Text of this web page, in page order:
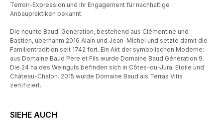
Terroir-Expression und ihr Engagement für nachhaltige
Anbaupraktiken bekannt.
Die neunte Baud-Generation, bestehend aus Clémentine und
Bastien, übernahm 2016 Alain und Jean-Michel und setzte damit die
Familientradition seit 1742 fort. Ein Akt der symbolischen Moderne:
aus Domaine Baud Père et Fils wurde Domaine Baud Génération 9.
Die 24 ha des Weinguts befinden sich in Côtes-du-Jura, Etoile und
Château-Chalon. 2015 wurde Domaine Baud als Terras Vitis
zertifiziert.
SIEHE AUCH